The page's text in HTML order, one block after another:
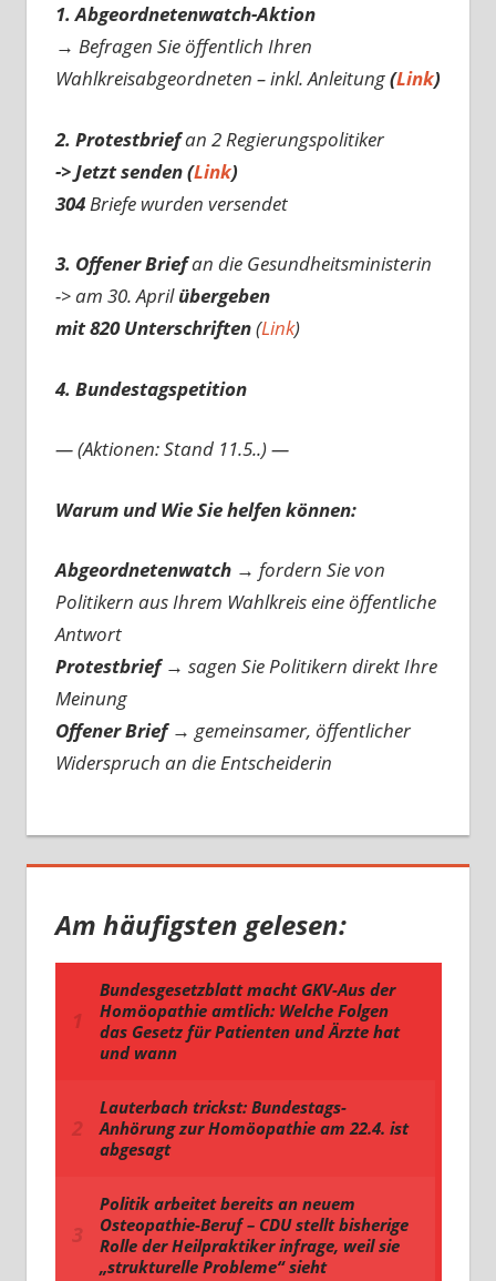
1. Abgeordnetenwatch-Aktion
→ Befragen Sie öffentlich Ihren
Wahlkreisabgeordneten – inkl. Anleitung(Link)
2. Protestbriefan 2 Regierungspolitiker
-> Jetzt senden (Link)
304Briefe wurden versendet
3. Offener Briefan die Gesundheitsministerin
-> am 30. Aprilübergeben
mit 820 Unterschriften(Link)
4. Bundestagspetition
— (Aktionen: Stand 11.5..) —
Warum und Wie Sie helfen können:
Abgeordnetenwatch → fordern Sie von
Politikern aus Ihrem Wahlkreis eine öffentliche
Antwort
Protestbrief → sagen Sie Politikern direkt Ihre
Meinung
Offener Brief → gemeinsamer, öffentlicher
Widerspruch an die Entscheiderin
Am häufigsten gelesen: